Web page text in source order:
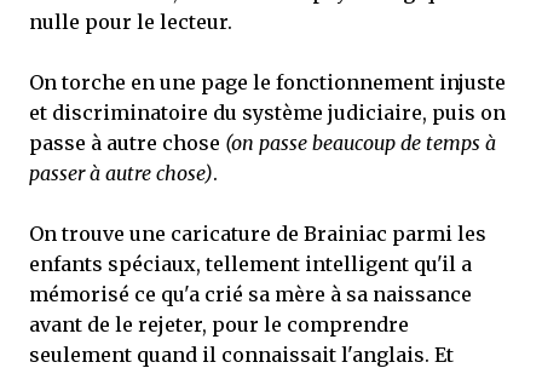
nulle pour le lecteur.
On torche en une page le fonctionnement injuste
et discriminatoire du système judiciaire, puis on
passe à autre chose (on passe beaucoup de temps à
passer à autre chose).
On trouve une caricature de Brainiac parmi les
enfants spéciaux, tellement intelligent qu'il a
mémorisé ce qu'a crié sa mère à sa naissance
avant de le rejeter, pour le comprendre
seulement quand il connaissait l'anglais. Et